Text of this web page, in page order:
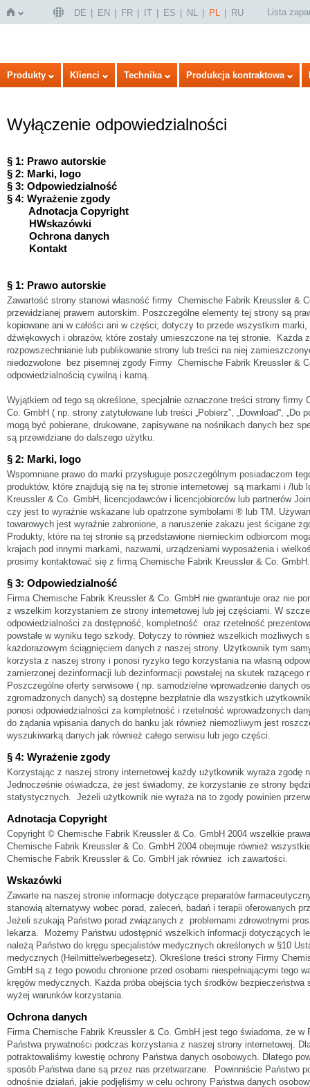
Strona
główna
DE EN FR IT ES NL PL RU Lista
Produkty Klienci Technika Produkcja kontraktowa
Wyłączenie odpowiedzialności
§ 1: Prawo autorskie
§ 2: Marki, logo
§ 3: Odpowiedzialność
§ 4: Wyrażenie zgody
Adnotacja Copyright
HWskazówki
Ochrona danych
Kontakt
§ 1: Prawo autorskie
Zawartość strony stanowi własność firmy Chemische Fabrik Kreussler &
przewidzianej prawem autorskim. Poszczególne elementy tej strony są
kopiowane ani w całości ani w części; dotyczy to przede wszystkim
dźwiękowych i obrazów, które zostały umieszczone na tej stronie. Każda
rozpowszechnianie lub publikowanie strony lub treści na niej
niedozwolone bez pisemnej zgody Firmy Chemische Fabrik Kreussler &
odpowiedzialnością cywilną i karną.
Wyjątkiem od tego są określone, specjalnie oznaczone treści strony firmy
Co. GmbH ( np. strony zatytułowane lub treści „Pobierz”, „Download“, „Do
mogą być pobierane, drukowane, zapisywane na nośnikach danych bez
są przewidziane do dalszego użytku.
§ 2: Marki, logo
Wspomniane prawo do marki przysługuje poszczególnym posiadaczom
produktów, które znajdują się na tej stronie internetowej są markami i /lub
Kreussler & Co. GmbH, licencjodawców i licencjobiorców lub partnerów
czy jest to wyraźnie wskazane lub opatrzone symbolami ® lub TM.
towarowych jest wyraźnie zabronione, a naruszenie zakazu jest ścigane
Produkty, które na tej stronie są przedstawione niemieckim odbiorcom
krajach pod innymi markami, nazwami, urządzeniami wyposażenia i
prosimy kontaktować się z firmą Chemische Fabrik Kreussler & Co. GmbH.
§ 3: Odpowiedzialność
Firma Chemische Fabrik Kreussler & Co. GmbH nie gwarantuje oraz nie
z wszelkim korzystaniem ze strony internetowej lub jej częściami. W
odpowiedzialności za dostępność, kompletność oraz rzetelność
powstałe w wyniku tego szkody. Dotyczy to również wszelkich możliwych
każdorazowym ściągnięciem danych z naszej strony. Użytkownik tym
korzysta z naszej strony i ponosi ryzyko tego korzystania na własną
zamierzonej dezinformacji lub dezinformacji powstałej na skutek rażącego
Poszczególne oferty serwisowe ( np. samodzielne wprowadzenie danych
zgromadzonych danych) są dostępne bezpłatnie dla wszystkich
ponosi odpowiedzialności za kompletność i rzetelność wprowadzonych
do żądania wpisania danych do banku jak również niemożliwym jest
wyszukiwarką danych jak również całego serwisu lub jego części.
§ 4: Wyrażenie zgody
Korzystając z naszej strony internetowej każdy użytkownik wyraża zgodę
Jednocześnie oświadcza, że jest świadomy, że korzystanie ze strony
statystycznych. Jeżeli użytkownik nie wyraża na to zgody powinien
Adnotacja Copyright
Copyright © Chemische Fabrik Kreussler & Co. GmbH 2004 wszelkie
Chemische Fabrik Kreussler & Co. GmbH 2004 obejmuje również
Chemische Fabrik Kreussler & Co. GmbH jak również ich zawartości.
Wskazówki
Zawarte na naszej stronie informacje dotyczące preparatów
stanowią alternatywy wobec porad, zaleceń, badań i terapii oferowanych
Jeżeli szukają Państwo porad związanych z problemami zdrowotnymi
lekarza. Możemy Państwu udostępnić wszelkich informacji dotyczących
należą Państwo do kręgu specjalistów medycznych określonych w §10
medycznych (Heilmittelwerbegesetz). Określone treści strony Firmy
GmbH są z tego powodu chronione przed osobami niespełniającymi tego
kręgów medycznych. Każda próba obejścia tych środków bezpieczeństwa
wyżej warunków korzystania.
Ochrona danych
Firma Chemische Fabrik Kreussler & Co. GmbH jest tego świadoma, że w
Państwa prywatności podczas korzystania z naszej strony internetowej.
potraktowaliśmy kwestię ochrony Państwa danych osobowych. Dlatego
sposób Państwa dane są przez nas przetwarzane. Powinniście Państwo
odnośnie działań, jakie podjęliśmy w celu ochrony Państwa danych